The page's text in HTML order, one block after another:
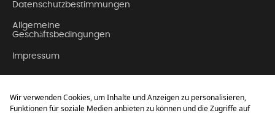
Datenschutzbestimmungen
Allgemeine
Geschäftsbedingungen
Impressum
Über Uns